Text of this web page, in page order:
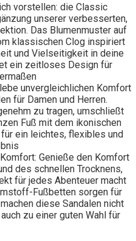
vorstellen: die Classic
unserer verbesserten,
Das Blumenmuster auf
klassischen Clog inspiriert
und Vielseitigkeit in deine
ein zeitloses Design für
unvergleichlichen Komfort
für Damen und Herren.
zu tragen, umschließt
Fuß mit dem ikonischen
ein leichtes, flexibles und
Genieße den Komfort
des schnellen Trocknens,
für jedes Abenteuer macht
Fußbetten sorgen für
diese Sandalen nicht
zu einer guten Wahl für